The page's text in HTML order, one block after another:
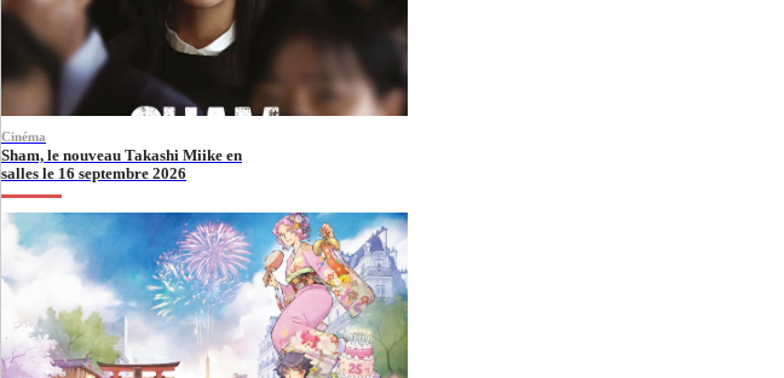
Cinéma
Sham, le nouveau Takashi Miike en
salles le 16 septembre 2026